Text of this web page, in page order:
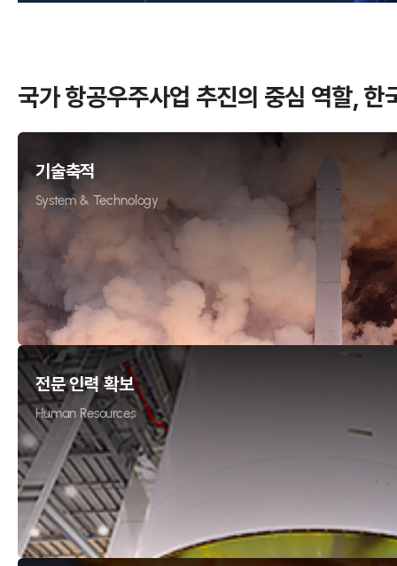
공
우
국가 항공우주사업 추진의 중심 역할, 한
기술축적
System & Technology
전문 인력 확보
Human Resources